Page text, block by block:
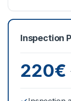
Inspection
220€